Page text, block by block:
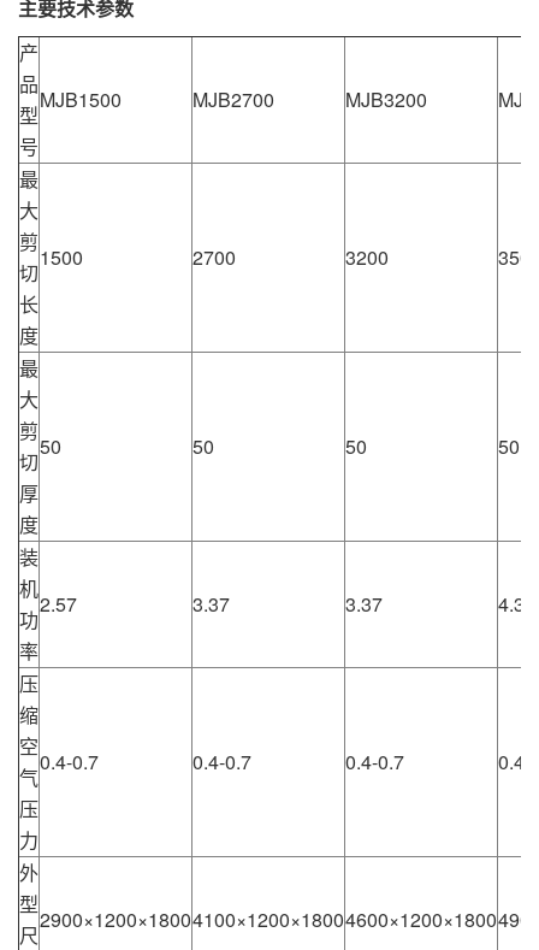
主要技术参数
产
品
型
号
MJB1500 MJB2700 MJB3200
最
大
剪
切
长
度
1500 2700 3200
最
大
剪
切
厚
度
50 50 50 50
装
机
功
率
2.57 3.37 3.37 4.37
压
缩
空
气
压
力
0.4-0.7 0.4-0.7 0.4-0.7 0.4-
外
型
尺
2900×1200×18004100×1200×18004600×1200×1800